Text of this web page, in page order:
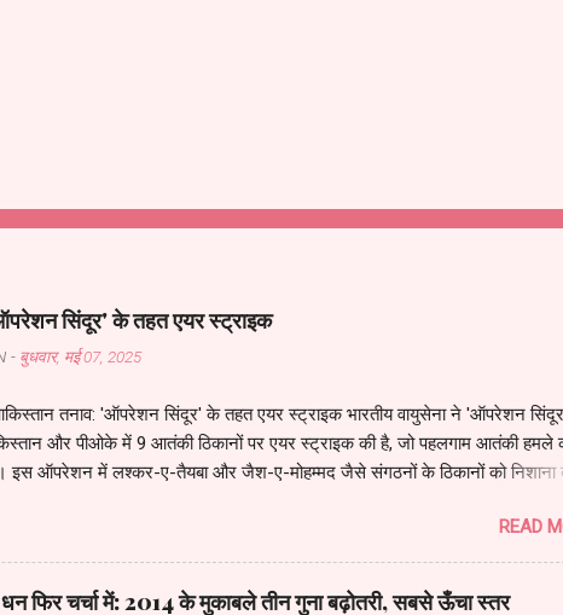
सिंदूर' के तहत एयर स्ट्राइक
- बुधवार, मई 07, 2025
तनाव: 'ऑपरेशन सिंदूर' के तहत एयर स्ट्राइक भारतीय वायुसेना ने 'ऑपरेशन
और पीओके में 9 आतंकी ठिकानों पर एयर स्ट्राइक की है, जो पहलगाम आतंकी हमले
इस ऑपरेशन में लश्कर-ए-तैयबा और जैश-ए-मोहम्मद जैसे संगठनों के ठिकानों को निशाना
अलर्ट पर रखा गया है। प्रधानमंत्री नरेंद्र मोदी ने राष्ट्रीय सुरक्षा सलाहकार अजीत
अधिकारियों के साथ बैठक की, और आज सुबह 11 बजे कैबिनेट कमेटी ऑन सिक्योरिटी
निर्धारित है। अमेरिकी राष्ट्रपति डोनाल्ड ट्रंप ने कहा, "मुझे पता था कि भारत कुछ करेगा,"
READ
फिर चर्चा में: 2014 के मुकाबले तीन गुना बढ़ोतरी, सबसे ऊँचा स्तर